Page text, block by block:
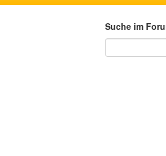
Suche im
Suche im Forum